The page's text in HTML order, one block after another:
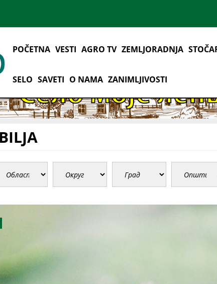
POČETNA VESTI AGRO TV ZEMLJORADNJA
SELO SAVETI O NAMA ZANIMLJIVOSTI